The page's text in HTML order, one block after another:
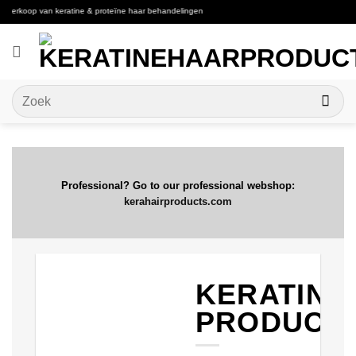
Ga
naar
van keratine & proteïne haar behandelingen
Zoeken
naar:
Professional? Go to our professional webshop:
kerahairproducts.com
KERATINE